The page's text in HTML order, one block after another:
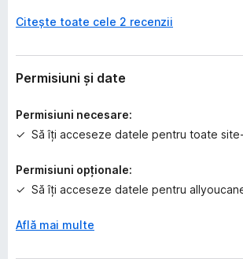
n
ă
e
a
u
r
i
Citește toate cele 2 recenzii
Permisiuni și date
Permisiuni necesare:
Să îți acceseze datele pentru toate
Permisiuni opționale:
Să îți acceseze datele pentru
Află mai multe